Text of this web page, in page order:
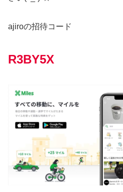
ajiroの招待コード
R3BY5X